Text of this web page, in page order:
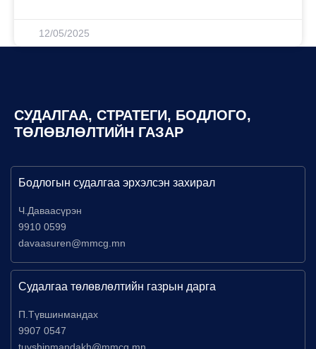
12/05/2025
СУДАЛГАА, СТРАТЕГИ, БОДЛОГО,
ТӨЛӨВЛӨЛТИЙН ГАЗАР
Бодлогын судалгаа эрхэлсэн захирал
Ч.Даваасүрэн
9910 0599
davaasuren@mmcg.mn
Судалгаа төлөвлөлтийн газрын дарга
П.Түвшинмандах
9907 0547
tuvshinmandakh@mmcg.mn